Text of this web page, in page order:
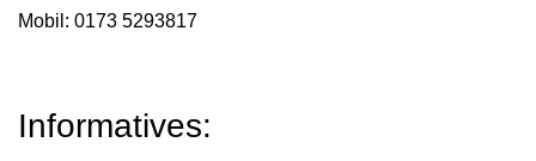
Mobil: 0173 5293817
Informatives: